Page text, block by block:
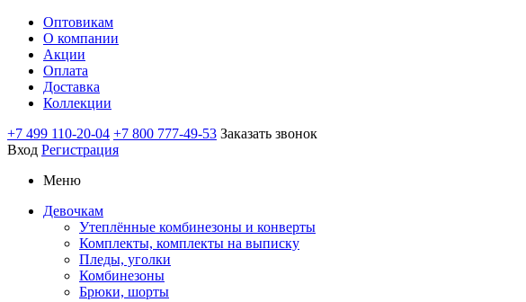
Оптовикам
О компании
Акции
Оплата
Доставка
Коллекции
+7 499 110-20-04 +7 800 777-49-53 Заказать звонок
Вход Регистрация
Меню
Девочкам
Утеплённые комбинезоны и конверты
Комплекты, комплекты на выписку
Пледы, уголки
Комбинезоны
Брюки, шорты